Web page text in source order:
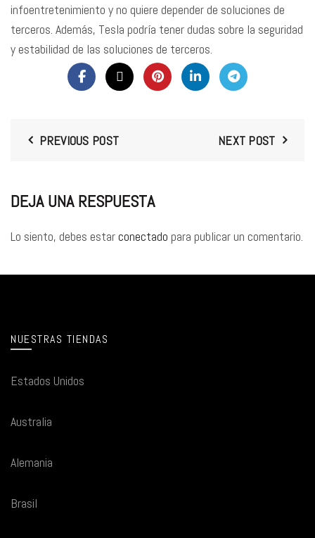
infoentretenimiento y no quiere depender de soluciones de
terceros. Además, Tesla podría tener dudas sobre la seguridad
y estabilidad de las soluciones de terceros.
PREVIOUS POST NEXT POST
DEJA UNA RESPUESTA
Lo siento, debes estarconectado para publicar un comentario.
NUESTRAS TIENDAS
Estados Unidos
Australia
Alemania
Brasil